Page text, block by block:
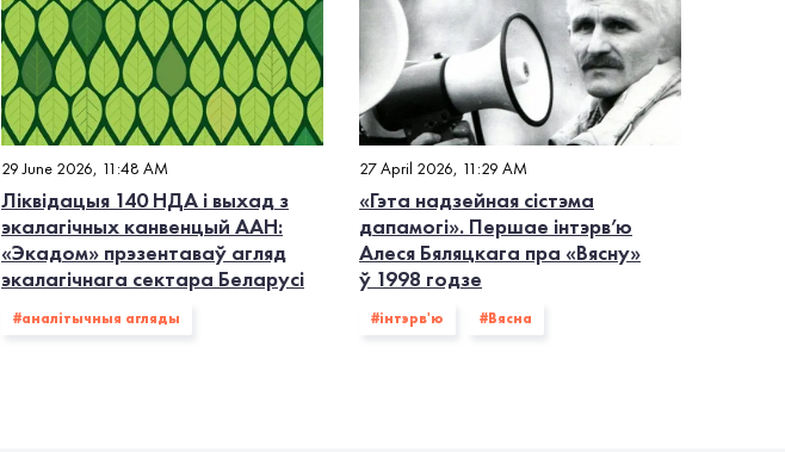
29 June 2026, 11:48 AM
Ліквідацыя 140 НДА і выхад з
экалагiчных канвенцый ААН:
«Экадом» прэзентаваў агляд
экалагічнага сектара Беларусі
#аналітычныя агляды
27 April 2026, 11:29 AM
«Гэта надзейная сістэма
дапамогі». Першае інтэрв’ю
Алеся Бяляцкага пра «Вясну»
ў 1998 годзе
#інтэрв'ю #Вясна